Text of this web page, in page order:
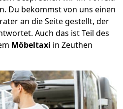
Du bekommst von uns einen
an die Seite gestellt, der
Auch das ist Teil des
Möbeltaxi in Zeuthen